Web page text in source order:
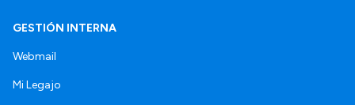
GESTIÓN INTERNA
Webmail
Mi Legajo